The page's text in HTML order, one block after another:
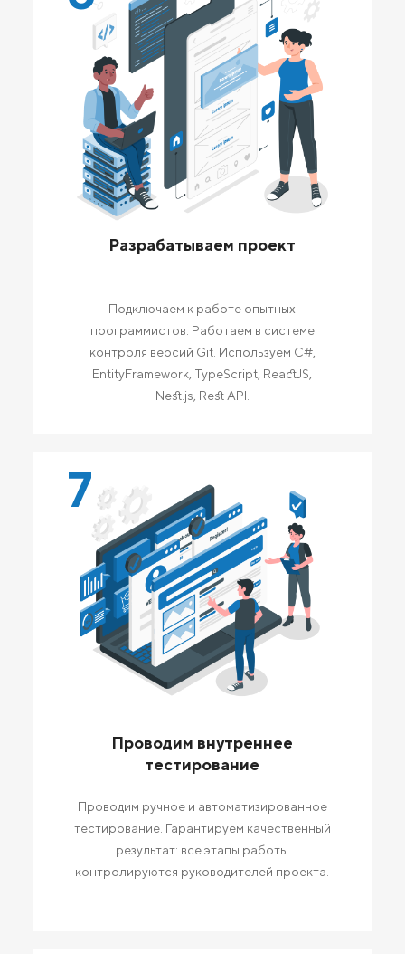
Разрабатываем проект
Подключаем к работе опытных
программистов. Работаем в системе
контроля версий Git. Используем C#,
EntityFramework, TypeScript, ReactJS,
Nest.js, Rest API.
7
Проводим внутреннее
тестирование
Проводим ручное и автоматизированное
тестирование. Гарантируем качественный
результат: все этапы работы
контролируются руководителей проекта.